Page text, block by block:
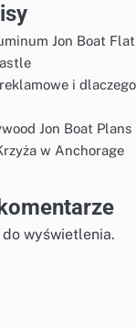
Jon Boat
i
Jon Boat Plans
w Anchorage
wyświetlenia.